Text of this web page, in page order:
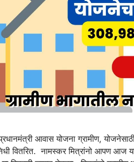
आवास योजना ग्रामीण, योजनेसाठी
वितरित. नामस्कर मित्रांनो आपण आज